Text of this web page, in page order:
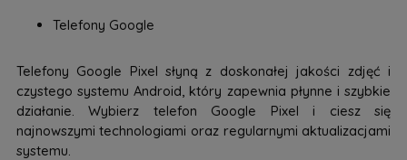
Telefony Google
Telefony Google Pixel słyną z doskonałej jakości zdjęć i
czystego systemu Android, który zapewnia płynne i szybkie
działanie. Wybierz telefon Google Pixel i ciesz się
najnowszymi technologiami oraz regularnymi aktualizacjami
systemu.